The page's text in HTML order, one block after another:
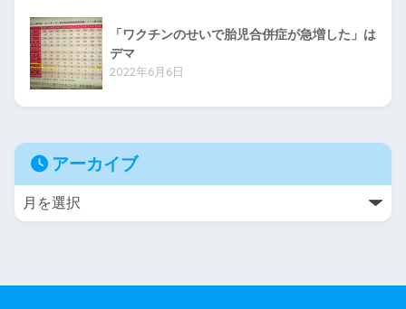
「ワクチンのせいで胎児合併症が急増した」は
デマ
2022年6月6日
アーカイブ